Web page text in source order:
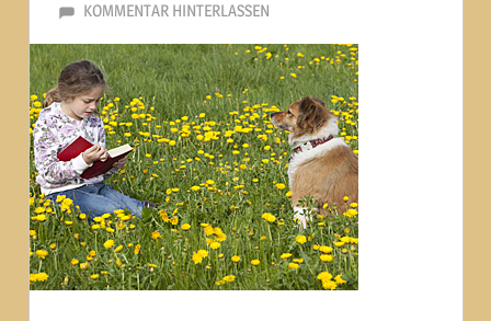
22. OKTOBER 2020
MARTINA BERG
KOMMENTAR HINTERLASSEN